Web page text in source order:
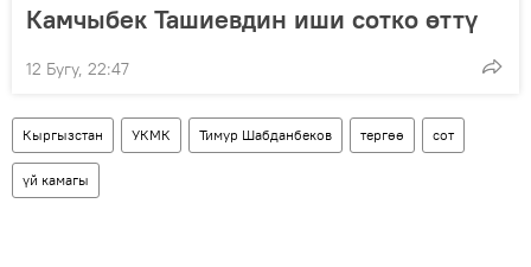
Камчыбек Ташиевдин иши сотко өттү
12 Бугу, 22:47
Кыргызстан УКМК Тимур Шабданбеков тергөө сот
үй камагы